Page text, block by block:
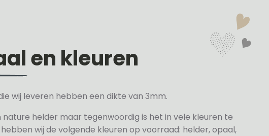
en kleuren
wij leveren hebben een dikte van 3mm.
nature helder maar tegenwoordig is het in vele kleuren te
wij de volgende kleuren op voorraad: helder, opaal,